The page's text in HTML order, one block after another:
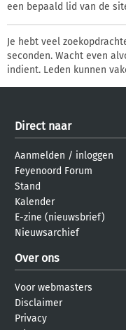
een bepaald lid van de
Je hebt veel
seconden. Wacht even
indient. Leden kunnen
Direct naar
Aanmelden / inloggen
Feyenoord Forum
Stand
Kalender
E-zine (nieuwsbrief)
Nieuwsarchief
Over ons
Voor webmasters
Disclaimer
Privacy